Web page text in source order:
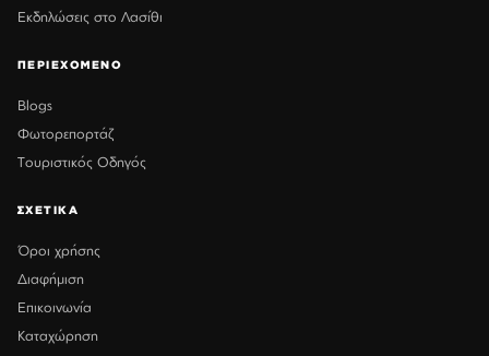
Εκδηλώσεις στο Λασίθι
ΠΕΡΙΕΧΟΜΕΝΟ
Blogs
Φωτορεπορτάζ
Τουριστικός Οδηγός
ΣΧΕΤΙΚΑ
Όροι χρήσης
Διαφήμιση
Επικοινωνία
Καταχώρηση